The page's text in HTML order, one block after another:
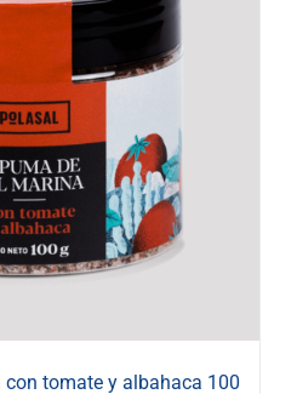
tomate y albahaca 100